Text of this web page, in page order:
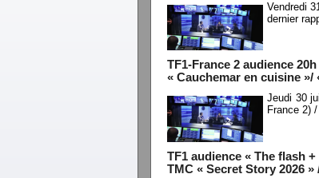
Vendredi
dernier
TF1-France 2 audience
« Cauchemar en cuisine »/
Jeudi 30
France 2)
TF1 audience « The flash
TMC « Secret Story 2026